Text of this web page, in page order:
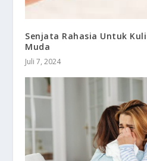
Senjata Rahasia Untuk
Muda
Juli 7, 2024